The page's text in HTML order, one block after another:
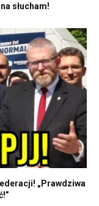
słucham!
„Prawdziwa